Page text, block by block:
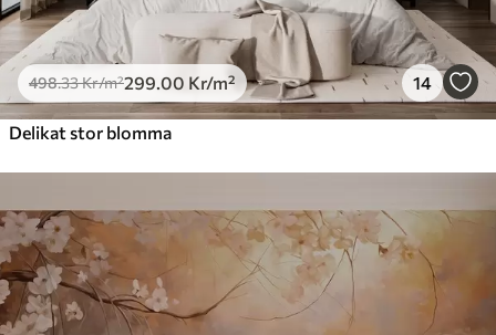
498.33Kr/m²299 .00 Kr/m² 14
Delikat stor blomma